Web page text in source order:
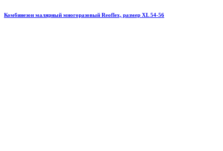
Комбинезон малярный многоразовый Reoflex, размер XL 54-56